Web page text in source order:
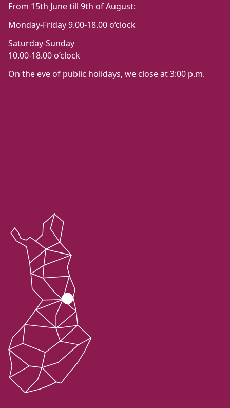
From 15th June till 9th of August:
Monday-Friday 9.00-18.00 o’clock
Saturday-Sunday
10.00-18.00 o’clock
On the eve of public holidays, we close at 3:00 p.m.